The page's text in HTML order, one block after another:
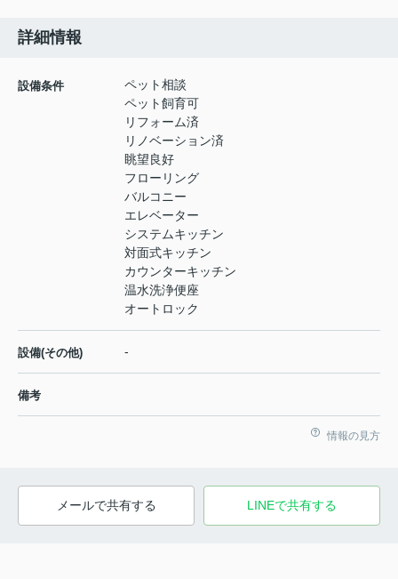
詳細情報
設備条件
ペット相談
ペット飼育可
リフォーム済
リノベーション済
眺望良好
フローリング
バルコニー
エレベーター
システムキッチン
対面式キッチン
カウンターキッチン
温水洗浄便座
オートロック
設備(その他) -
備考
情報の見方
メールで共有する LINEで共有する